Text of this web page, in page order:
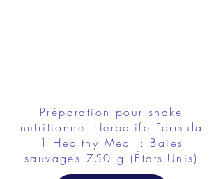
Préparation pour shake
nutritionnel Herbalife Formula
1 Healthy Meal : Baies
sauvages 750 g (États-Unis)